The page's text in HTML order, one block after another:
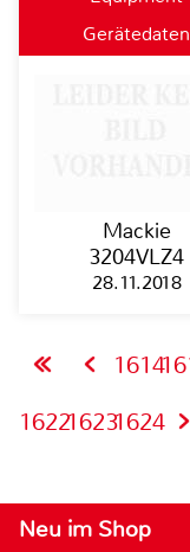
Gerätedaten
Mackie
3204VLZ4
28.11.2018
1614
162216231624
Neu im Shop